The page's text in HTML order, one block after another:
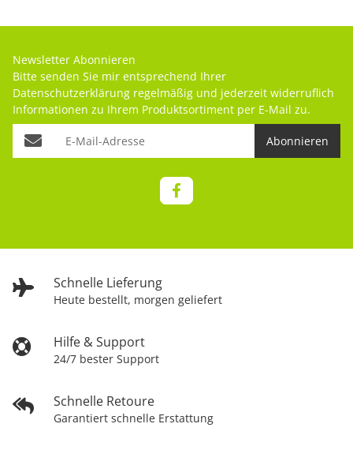
Schnelle Lieferung
Heute bestellt, morgen geliefert
Hilfe & Support
24/7 bester Support
Schnelle Retoure
Garantiert schnelle Erstattung
Newsletter Abonnieren
Bitte senden Sie mir entsprechend Ihrer
Datenschutzerklärung regelmäßig und jederzeit widerruflich
Informationen zu Ihrem Produktsortiment per E-Mail zu.
Abonnieren